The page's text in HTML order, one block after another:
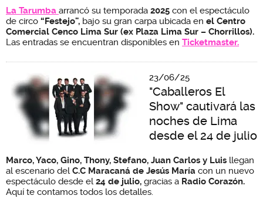
La Tarumba arrancó su temporada 2025 con el espectáculo
de circo “Festejo”, bajo su gran carpa ubicada en el Centro
Comercial Cenco Lima Sur (ex Plaza Lima Sur – Chorrillos).
Las entradas se encuentran disponibles en Ticketmaster.
23/06/25
"Caballeros El
Show" cautivará las
noches de Lima
desde el 24 de julio
Marco, Yaco, Gino, Thony, Stefano, Juan Carlos y Luis llegan
al escenario delC.C Maracaná de Jesús María con un nuevo
espectáculo desde el24 de julio, gracias a Radio Corazón.
Aquí te contamos todos los detalles.